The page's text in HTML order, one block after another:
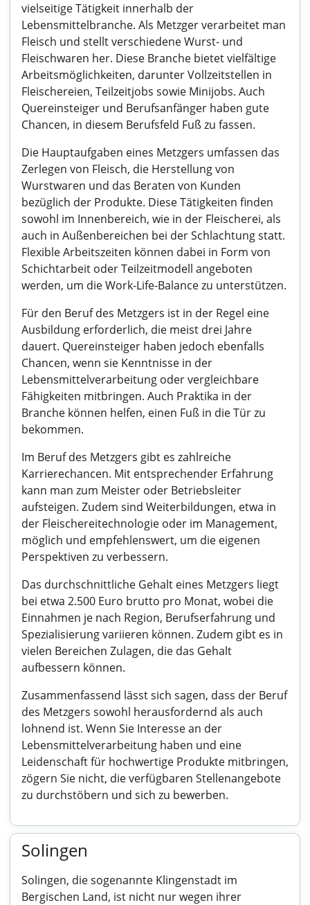
vielseitige Tätigkeit innerhalb der
Lebensmittelbranche. Als Metzger verarbeitet man
Fleisch und stellt verschiedene Wurst- und
Fleischwaren her. Diese Branche bietet vielfältige
Arbeitsmöglichkeiten, darunter Vollzeitstellen in
Fleischereien, Teilzeitjobs sowie Minijobs. Auch
Quereinsteiger und Berufsanfänger haben gute
Chancen, in diesem Berufsfeld Fuß zu fassen.
Die Hauptaufgaben eines Metzgers umfassen das
Zerlegen von Fleisch, die Herstellung von
Wurstwaren und das Beraten von Kunden
bezüglich der Produkte. Diese Tätigkeiten finden
sowohl im Innenbereich, wie in der Fleischerei, als
auch in Außenbereichen bei der Schlachtung statt.
Flexible Arbeitszeiten können dabei in Form von
Schichtarbeit oder Teilzeitmodell angeboten
werden, um die Work-Life-Balance zu unterstützen.
Für den Beruf des Metzgers ist in der Regel eine
Ausbildung erforderlich, die meist drei Jahre
dauert. Quereinsteiger haben jedoch ebenfalls
Chancen, wenn sie Kenntnisse in der
Lebensmittelverarbeitung oder vergleichbare
Fähigkeiten mitbringen. Auch Praktika in der
Branche können helfen, einen Fuß in die Tür zu
bekommen.
Im Beruf des Metzgers gibt es zahlreiche
Karrierechancen. Mit entsprechender Erfahrung
kann man zum Meister oder Betriebsleiter
aufsteigen. Zudem sind Weiterbildungen, etwa in
der Fleischereitechnologie oder im Management,
möglich und empfehlenswert, um die eigenen
Perspektiven zu verbessern.
Das durchschnittliche Gehalt eines Metzgers liegt
bei etwa 2.500 Euro brutto pro Monat, wobei die
Einnahmen je nach Region, Berufserfahrung und
Spezialisierung variieren können. Zudem gibt es in
vielen Bereichen Zulagen, die das Gehalt
aufbessern können.
Zusammenfassend lässt sich sagen, dass der Beruf
des Metzgers sowohl herausfordernd als auch
lohnend ist. Wenn Sie Interesse an der
Lebensmittelverarbeitung haben und eine
Leidenschaft für hochwertige Produkte mitbringen,
zögern Sie nicht, die verfügbaren Stellenangebote
zu durchstöbern und sich zu bewerben.
Solingen
Solingen, die sogenannte Klingenstadt im
Bergischen Land, ist nicht nur wegen ihrer